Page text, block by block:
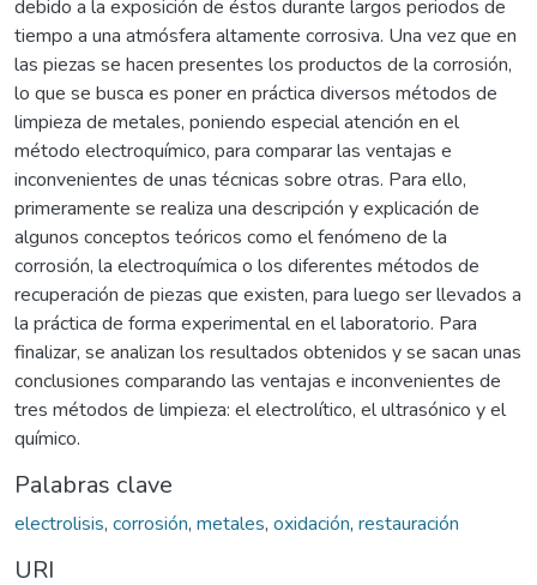
debido a la exposición de éstos durante largos periodos de
tiempo a una atmósfera altamente corrosiva. Una vez que en
las piezas se hacen presentes los productos de la corrosión,
lo que se busca es poner en práctica diversos métodos de
limpieza de metales, poniendo especial atención en el
método electroquímico, para comparar las ventajas e
inconvenientes de unas técnicas sobre otras. Para ello,
primeramente se realiza una descripción y explicación de
algunos conceptos teóricos como el fenómeno de la
corrosión, la electroquímica o los diferentes métodos de
recuperación de piezas que existen, para luego ser llevados a
la práctica de forma experimental en el laboratorio. Para
finalizar, se analizan los resultados obtenidos y se sacan unas
conclusiones comparando las ventajas e inconvenientes de
tres métodos de limpieza: el electrolítico, el ultrasónico y el
químico.
Palabras clave
electrolisis, corrosión, metales, oxidación, restauración
URI